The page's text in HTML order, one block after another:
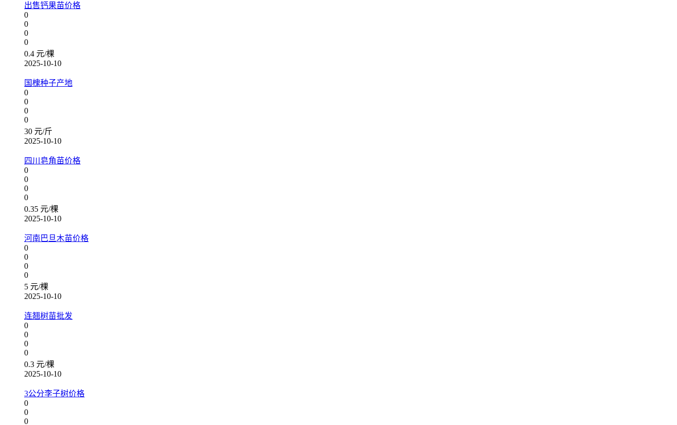
出售钙果苗价格
0
0
0
0
0.4 元/棵
2025-10-10
国槐种子产地
0
0
0
0
30 元/斤
2025-10-10
四川皂角苗价格
0
0
0
0
0.35 元/棵
2025-10-10
河南巴旦木苗价格
0
0
0
0
5 元/棵
2025-10-10
连翘树苗批发
0
0
0
0
0.3 元/棵
2025-10-10
3公分李子树价格
0
0
0